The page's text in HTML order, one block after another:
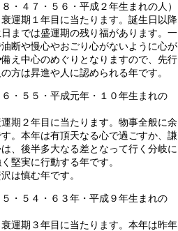
・４７・５６・平成２年生まれの人）
運期１年目に当たります。誕生日以降
までは盛運期の残り福があります。一
断や慢心やおごり心がないように心が
え中心のめぐりとなりますので、先行
方は昇進や人に認められる年です。
・５５・平成元年・１０年生まれの
期２年目に当たります。物事全般に余
。本年は有頂天なる心で過ごすか、謙
、後半多大なる差となって行く分岐に
堅実に行動する年です。
は慎む年です。
・５４・６３年・平成９年生まれの
運期３年目に当たります。本年は昨年